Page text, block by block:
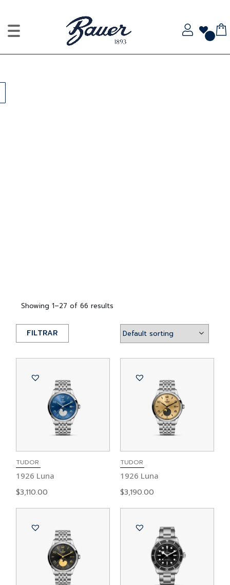
Showing 1–27 of 66 results
FILTRAR
TUDOR
1926 Luna
$3,110.00
TUDOR
1926 Luna
$3,190.00